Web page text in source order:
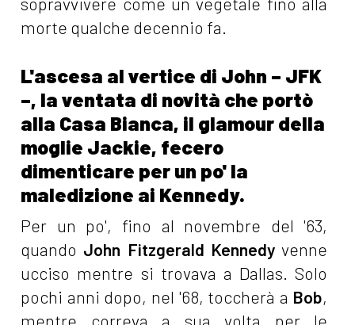
morte qualche decennio fa.
L'ascesa al vertice di John – JFK
–, la ventata di novità che portò
alla Casa Bianca, il glamour della
moglie Jackie, fecero
dimenticare per un po' la
maledizione ai Kennedy.
Per un po', fino al novembre del '63,
quando John Fitzgerald Kennedy venne
ucciso mentre si trovava a Dallas. Solo
pochi anni dopo, nel '68, toccherà a Bob,
mentre correva a sua volta per le